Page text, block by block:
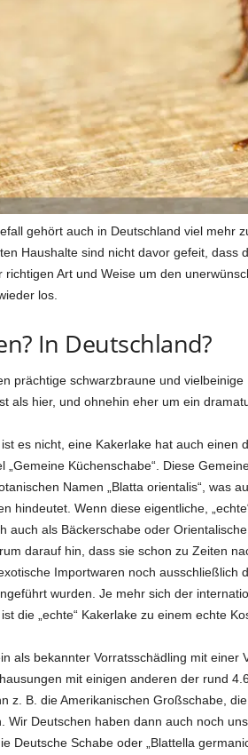
o
.
d
gehört auch in Deutschland viel mehr
Haushalte sind nicht davor gefeit, dass
richtigen Art und Weise um den
los.
In Deutschland?
prächtige schwarzbraune und
als hier, und ohnehin eher um ein
es nicht, eine Kakerlake hat auch einen
„Gemeine Küchenschabe“. Diese
Namen „Blatta orientalis“, was
hindeutet. Wenn diese eigentliche,
auch als Bäckerschabe oder
darauf hin, dass sie schon zu Zeiten
Importwaren noch ausschließlich
wurden. Je mehr sich der
die „echte“ Kakerlake zu einem echte
als bekannter Vorratsschädling mit einer
mit einigen anderen der rund
z. B. die Amerikanischen Großschabe, die
Wir Deutschen haben dann auch noch
Deutsche Schabe oder „Blattella